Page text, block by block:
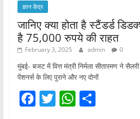
ज्ञान केंद्र
जानिए क्या होता है स्टैंडर्ड
है 75,000 रुपये की राहत
February 3, 2025 admin 0
मुंबई- बजट में वित्त मंत्री निर्मला सीतारमण ने
पेंशनर्स के लिए पुराने और नए दोनों
F T W S